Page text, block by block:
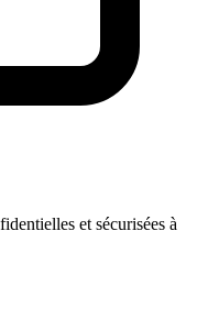
et sécurisées à